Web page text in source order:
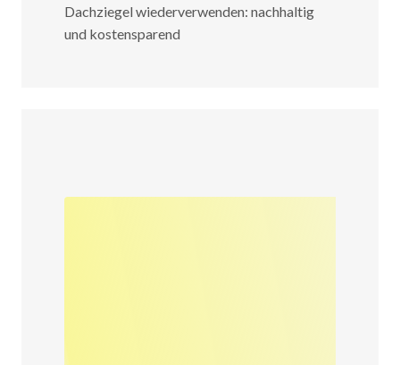
Dachziegel wiederverwenden: nachhaltig
und kostensparend